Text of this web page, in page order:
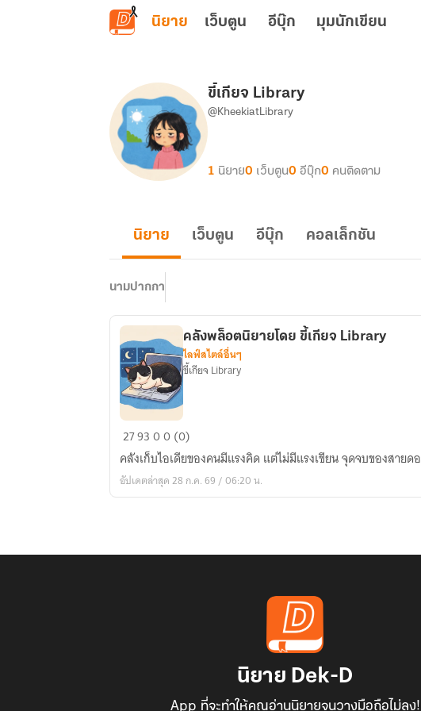
ข้ามไปยังเนื้อหาหลัก
นิยาย เว็บตูน อีบุ๊ก มุมนักเขียน
ขี้เกียจ Library
@KheekiatLibrary
1 นิยาย0 เว็บตูน0 อีบุ๊ก0 คนติดตาม
นิยาย เว็บตูน อีบุ๊ก คอลเล็กชัน
นามปากกา
คลัง
พล็อ
ตนิ
ยาย
คลังพล็อตนิยายโดย ขี้เกียจ Library
ไลฟ์สไตล์อื่นๆ
ขี้เกียจ Library
279300 (0)
คลังเก็บไอเดียของคนมีแรงคิด แต่ไม่มีแรงเขียน จุดจบของสายด
อัปเดตล่าสุด 28 ก.ค. 69 / 06:20 น.
นิยาย Dek-D
App ที่จะทำให้คุณอ่านนิยายจนวางมือถือไม่ลง!